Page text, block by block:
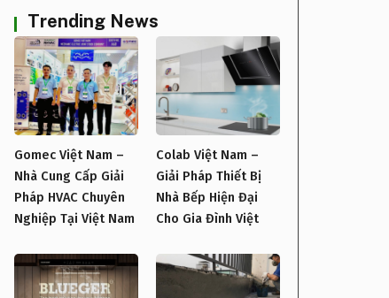
Trending News
Gomec Việt Nam –
Nhà Cung Cấp Giải
Pháp HVAC Chuyên
Nghiệp Tại Việt Nam
Colab Việt Nam –
Giải Pháp Thiết Bị
Nhà Bếp Hiện Đại
Cho Gia Đình Việt